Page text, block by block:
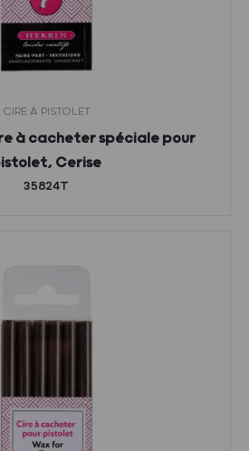
CIRE À PISTOLET
à cacheter spéciale pour
Cerise
35824T